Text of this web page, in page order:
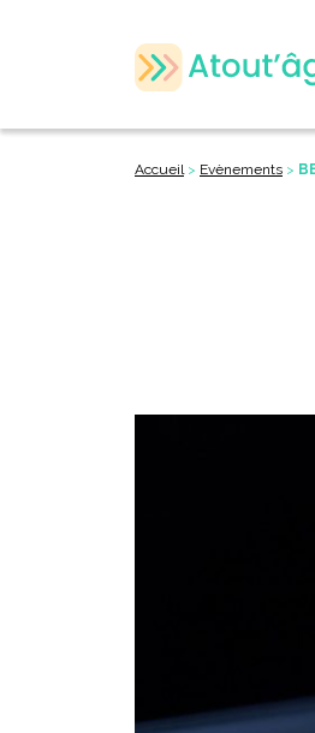
Accueil> Evènements >